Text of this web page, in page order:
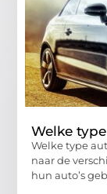
Welke
Welke type
naar de
hun auto’s